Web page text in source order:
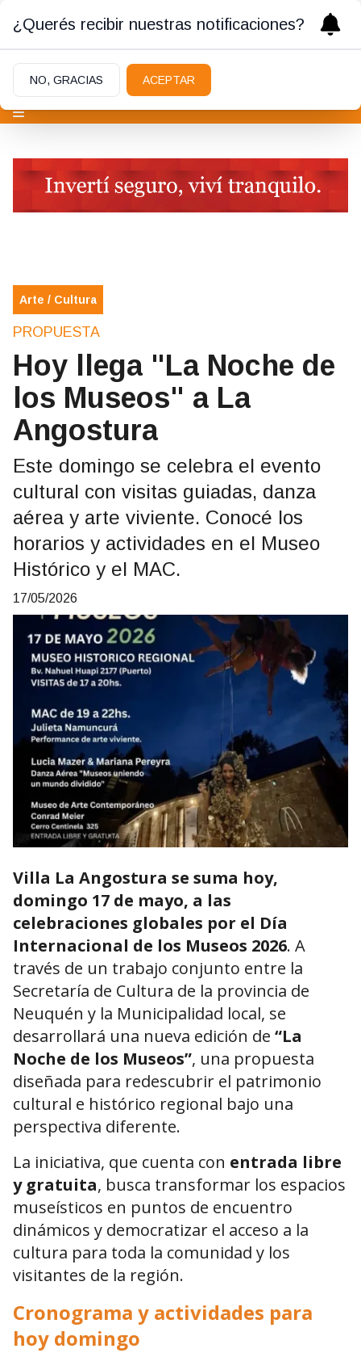
Arte / Cultura
PROPUESTA
Hoy llega "La Noche de
los Museos" a La
Angostura
Este domingo se celebra el evento
cultural con visitas guiadas, danza
aérea y arte viviente. Conocé los
horarios y actividades en el Museo
Histórico y el MAC.
17/05/2026
Villa La Angostura se suma hoy,
domingo 17 de mayo, a las
celebraciones globales por el Día
Internacional de los Museos 2026. A
través de un trabajo conjunto entre la
Secretaría de Cultura de la provincia de
Neuquén y la Municipalidad local, se
desarrollará una nueva edición de “La
Noche de los Museos”, una propuesta
diseñada para redescubrir el patrimonio
cultural e histórico regional bajo una
perspectiva diferente.
La iniciativa, que cuenta con entrada libre
y gratuita, busca transformar los espacios
museísticos en puntos de encuentro
dinámicos y democratizar el acceso a la
cultura para toda la comunidad y los
visitantes de la región.
Cronograma y actividades para
hoy domingo
¿Querés recibir nuestras notificaciones?
NO, GRACIAS ACEPTAR